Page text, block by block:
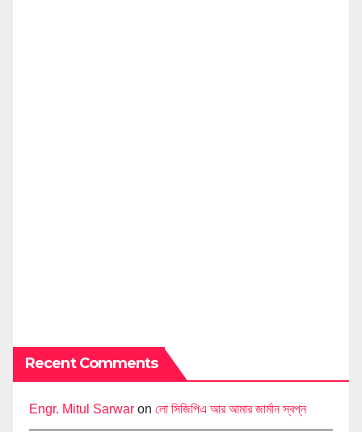
Recent Comments
Engr. Mitul Sarwar on লো সিজিপিএ আর আমার জার্মান স্বপ্ন